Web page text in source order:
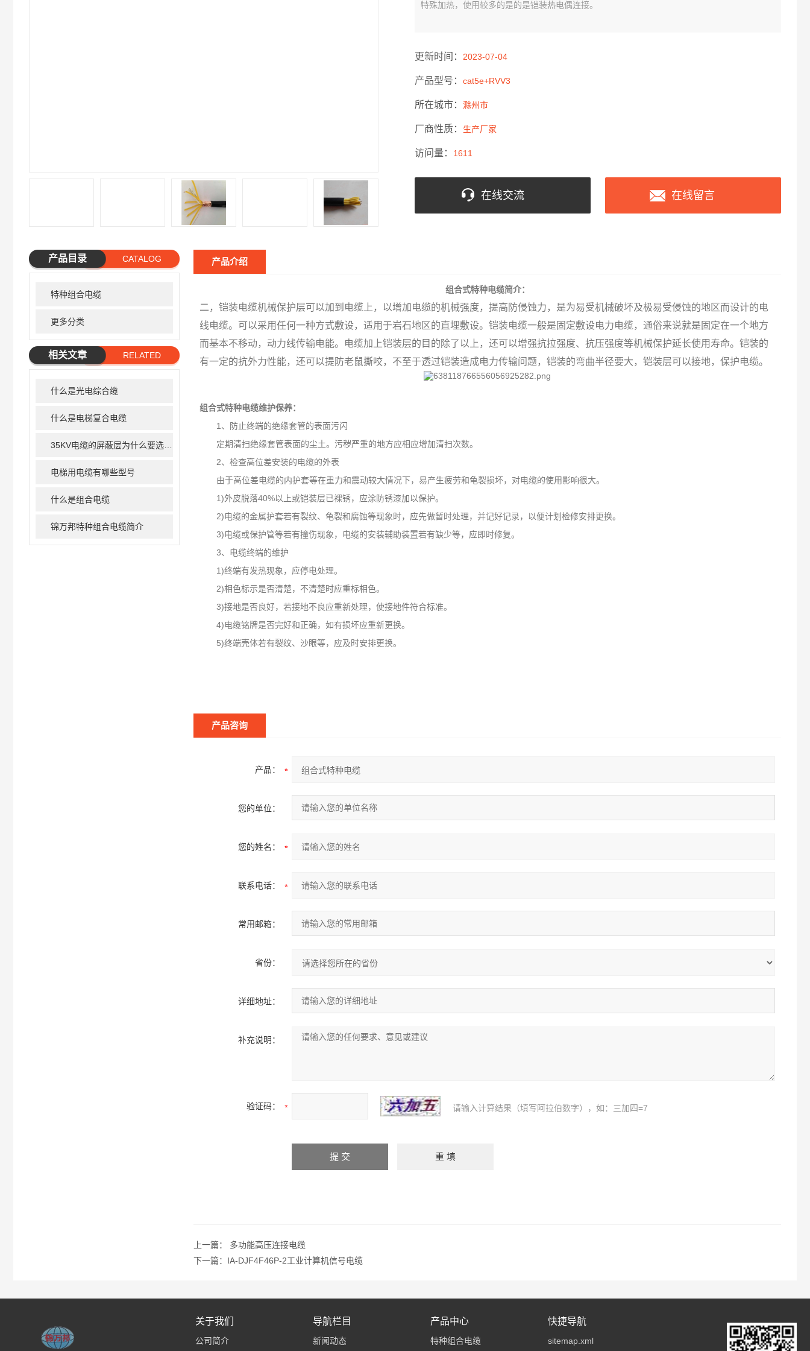
特殊加热，使用较多的是的是铠装热电偶连接。
更新时间： 2023-07-04
产品型号： cat5e+RVV3
所在城市： 滁州市
厂商性质： 生产厂家
访问量： 1611
在线交流 在线留言
产品目录 CATALOG
特种组合电缆
更多分类
相关文章
RELATED
什么是光电综合缆
什么是电梯复合电缆
电梯用电缆有哪些型号
什么是组合电缆
锦万邦特种组合电缆简介
产品介绍
组合式特种电缆简介：
二， 铠装电缆机械保护层可以加到电缆上，以增加电缆的机械强度，提高防侵蚀力，是为易受机械破坏及极易受侵蚀的地区而设计的电
线电缆。可以采用任何一种方式敷设，适用于岩石地区的直埋敷设。 铠装电缆一般是固定敷设电力电缆 ，通俗来说就是固定在一个地方
而基本不移动，动力线传输电能。
电缆加上铠装层的目的除了以上，还可以增强抗拉强度、抗压强度等机械保护延长使用寿命。 铠装的
有一定的抗外力性能，还可以提防老鼠撕咬，不至于透过铠装造成电力传输问题，铠装的弯曲半径要大，铠装层可以接地，保护电缆。
组合式特种电缆维护保养：
1、防止终端的绝缘套管的表面污闪
定期清扫绝缘套管表面的尘土。污秽严重的地方应相应增加清扫次数。
2、检查高位差安装的电缆的外表
由于高位差电缆的内护套等在重力和震动较大情况下，易产生疲劳和龟裂损坏，对电缆的使用影响很大。
1)外皮脱落40%以上或铠装层已裸锈，应涂防锈漆加以保护。
2)电缆的金属护套若有裂纹、龟裂和腐蚀等现象时，应先做暂时处理，并记好记录，以便计划检修安排更换。
3)电缆或保护管等若有撞伤现象，电缆的安装辅助装置若有缺少等，应即时修复。
3、电缆终端的维护
1)终端有发热现象，应停电处理。
2)相色标示是否清楚，不清楚时应重标相色。
3)接地是否良好，若接地不良应重新处理，使接地件符合标准。
4)电缆铭牌是否完好和正确，如有损坏应重新更换。
5)终端壳体若有裂纹、沙眼等，应及时安排更换。
产品咨询
产品：
您的单位：
您的姓名：
联系电话：
常用邮箱：
省份：
详细地址：
补充说明：
验证码： 请输入计算结果（填写阿拉伯数字），如：三加四=7
上一篇： 多功能高压连接电缆
下一篇： IA-DJF4F46P-2工业计算机信号电缆
关于我们
公司简介
导航栏目
新闻动态
产品中心
特种组合电缆
快捷导航
sitemap.xml